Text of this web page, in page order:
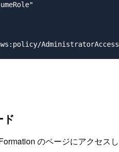
のページにアクセス